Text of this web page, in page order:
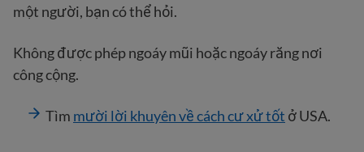
một người, bạn có thể hỏi.
Không được phép ngoáy mũi hoặc ngoáy răng nơi
công cộng.
Tìm mười lời khuyên về cách cư xử tốt ở USA.